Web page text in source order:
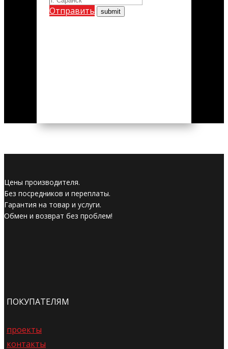
Отправить
Цены производителя.
Без посредников и переплаты.
Гарантия на товар и услуги.
Обмен и возврат без проблем!
ПОКУПАТЕЛЯМ
проекты
контакты